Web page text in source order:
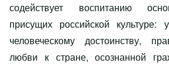
содействует воспитанию
присущих российской культуре:
человеческому достоинству,
любви к стране, осознанной